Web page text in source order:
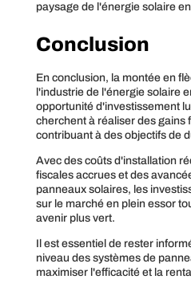
paysage de l'énergie solaire
Conclusion
En conclusion, la montée en
l'industrie de l'énergie solaire
opportunité d'investissement
cherchent à réaliser des gains
contribuant à des objectifs de
Avec des coûts d'installation
fiscales accrues et des
panneaux solaires, les
sur le marché en plein essor
avenir plus vert.
Il est essentiel de rester
niveau des systèmes de
maximiser l'efficacité et la